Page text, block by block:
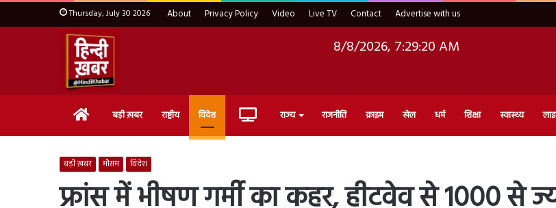
Thursday, July 30 2026 About Privacy Policy Video Live TV Contact Advertise with us
8/8/2026, 7:29:22 AM
Home बड़ी ख़बर राष्ट्रीय विदेश Live राज्य राजनीति क्राइम खेल धर्म शिक्षा स्वास्थ्य
बड़ी ख़बर मौसम विदेश
फ्रांस में भीषण गर्मी का कहर, हीटवेव से 1000 से